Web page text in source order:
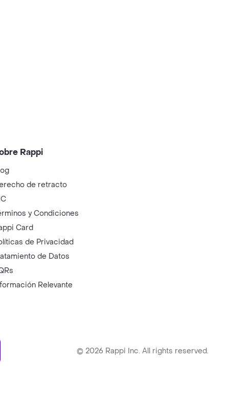
Rappi
de retracto
y Condiciones
Card
de Privacidad
de Datos
Relevante
© 2026 Rappi Inc. All rights reserved.